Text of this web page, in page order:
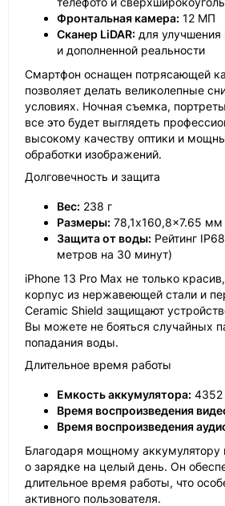
Фронтальная камера: 12 МП
Сканер LiDAR: для
и дополненной реальности
Смартфон оснащен потрясающей
позволяет делать великолепные
условиях. Ночная съемка,
все это будет выглядеть
высокому качеству оптики и
обработки изображений.
Долговечность и защита
Вес: 238 г
Размеры: 78,1x160,8x7.65 мм
Защита от воды: Рейтинг
метров на 30 минут)
iPhone 13 Pro Max не только
корпус из нержавеющей стали и
Ceramic Shield защищают
Вы можете не бояться случайных
попадания воды.
Длительное время работы
Емкость аккумулятора: 4352
Время воспроизведения
Время воспроизведения
Благодаря мощному
о зарядке на целый день. Он
длительное время работы, что
активного пользователя.